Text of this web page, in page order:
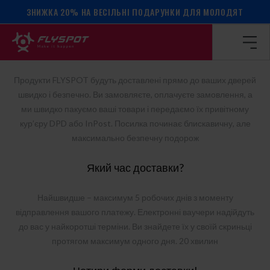
ЗНИЖКА 20% НА ВЕСІЛЬНІ ПОДАРУНКИ ДЛЯ МОЛОДЯТ
Головна сторінка / Доставка та оплата
ДОСТАВКА ТА ОПЛАТА
Продукти FLYSPOT будуть доставлені прямо до ваших дверей
швидко і безпечно. Ви замовляєте, оплачуєте замовлення, а
ми швидко пакуємо ваші товари і передаємо їх привітному
кур’єру DPD або InPost. Посилка починає блискавичну, але
максимально безпечну подорож
Який час доставки?
Найшвидше – максимум 5 робочих днів з моменту
відправлення вашого платежу. Електронні ваучери надійдуть
до вас у найкоротші терміни. Ви знайдете їх у своїй скриньці
протягом максимум одного дня. 20 хвилин